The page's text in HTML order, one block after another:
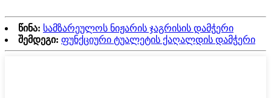
წინა: სამზარეულოს ნიჟარის ჯაგრისის დამჭერი
შემდეგი: ფუნქციური ტუალეტის ქაღალდის დამჭერი